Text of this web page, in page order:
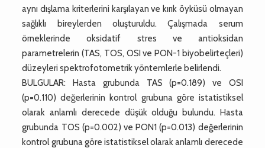
aynı dışlama kriterlerini karşılayan ve kırık öyküsü olmayan
sağlıklı bireylerden oluşturuldu. Çalışmada serum
örneklerinde oksidatif stres ve antioksidan
parametrelerin (TAS, TOS, OSI ve PON-1 biyobelirteçleri)
düzeyleri spektrofotometrik yöntemlerle belirlendi.
BULGULAR: Hasta grubunda TAS (p=0.189) ve OSI
(p=0.110) değerlerinin kontrol grubuna göre istatistiksel
olarak anlamlı derecede düşük olduğu bulundu. Hasta
grubunda TOS (p=0.002) ve PON1 (p=0.013) değerlerinin
kontrol grubuna göre istatistiksel olarak anlamlı derecede